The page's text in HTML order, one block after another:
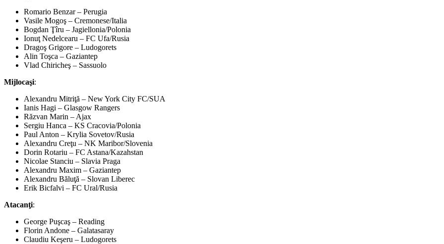
Romario Benzar – Perugia
Vasile Mogoş – Cremonese/Italia
Bogdan Ţîru – Jagiellonia/Polonia
Ionuţ Nedelcearu – FC Ufa/Rusia
Dragoş Grigore – Ludogorets
Alin Toşca – Gaziantep
Vlad Chiricheş – Sassuolo
Mijlocaşi:
Alexandru Mitriţă – New York City FC/SUA
Ianis Hagi – Glasgow Rangers
Răzvan Marin – Ajax
Sergiu Hanca – KS Cracovia/Polonia
Paul Anton – Krylia Sovetov/Rusia
Alexandru Creţu – NK Maribor/Slovenia
Dorin Rotariu – FC Astana/Kazahstan
Nicolae Stanciu – Slavia Praga
Alexandru Maxim – Gaziantep
Alexandru Băluţă – Slovan Liberec
Erik Bicfalvi – FC Ural/Rusia
Atacanţi:
George Puşcaş – Reading
Florin Andone – Galatasaray
Claudiu Keşeru – Ludogorets